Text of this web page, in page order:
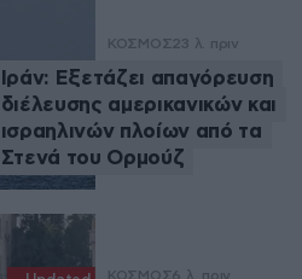
ΚΟΣΜΟΣ23 λ. πριν
Ιράν: Εξετάζει απαγόρευση
διέλευσης αμερικανικών και
ισραηλινών πλοίων από τα
Στενά του Ορμούζ